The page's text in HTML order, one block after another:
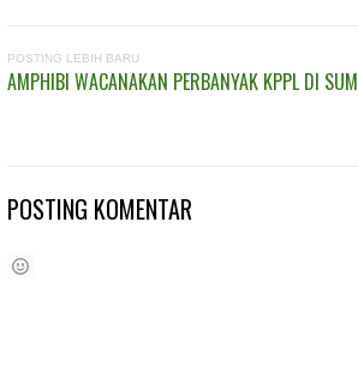
POSTING LEBIH BARU
AMPHIBI WACANAKAN PERBANYAK KPPL DI
POSTING KOMENTAR